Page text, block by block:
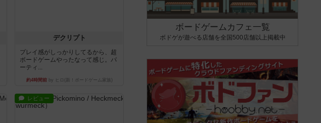
デクリプト
プレイ感がしっかりしてるから、超
ボードゲームやったなって感じ。パ
ーティ...
約4時間前by ヒロ(新！ボードゲーム家族)
レビュー
ボードゲームカフェ一覧
ボドゲが遊べる店舗を全国500店舗以上掲載中